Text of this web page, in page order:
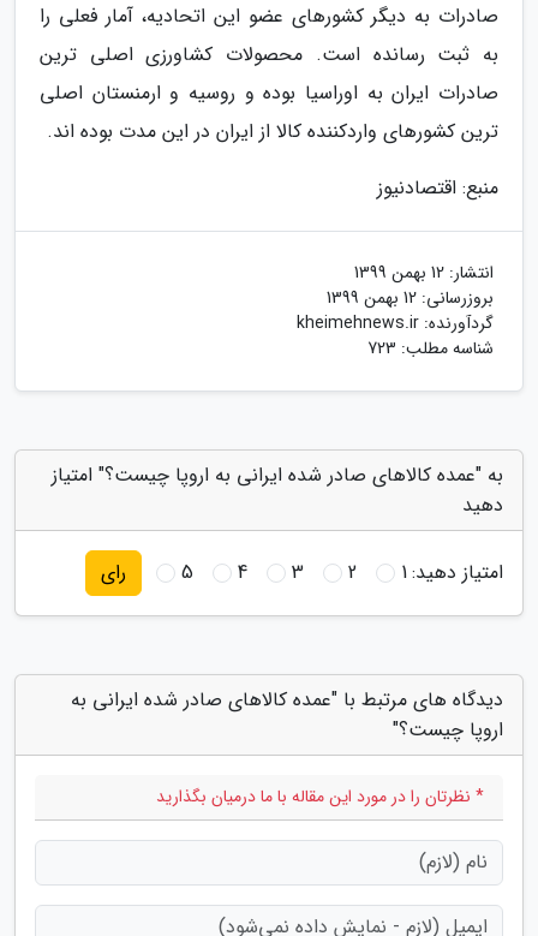
صادرات به دیگر کشورهای عضو این اتحادیه، آمار فعلی را
به ثبت رسانده است. محصولات کشاورزی اصلی ترین
صادرات ایران به اوراسیا بوده و روسیه و ارمنستان اصلی
ترین کشورهای واردکننده کالا از ایران در این مدت بوده اند.
منبع: اقتصادنیوز
انتشار: 12 بهمن 1399
بروزرسانی: 12 بهمن 1399
گردآورنده: kheimehnews.ir
شناسه مطلب: 723
به "عمده کالاهای صادر شده ایرانی به اروپا چیست؟" امتیاز
دهید
امتیاز دهید:1
2
3
4
5 رای
دیدگاه های مرتبط با "عمده کالاهای صادر شده ایرانی به
اروپا چیست؟"
* نظرتان را در مورد این مقاله با ما درمیان بگذارید